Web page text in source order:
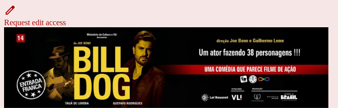
Request edit access